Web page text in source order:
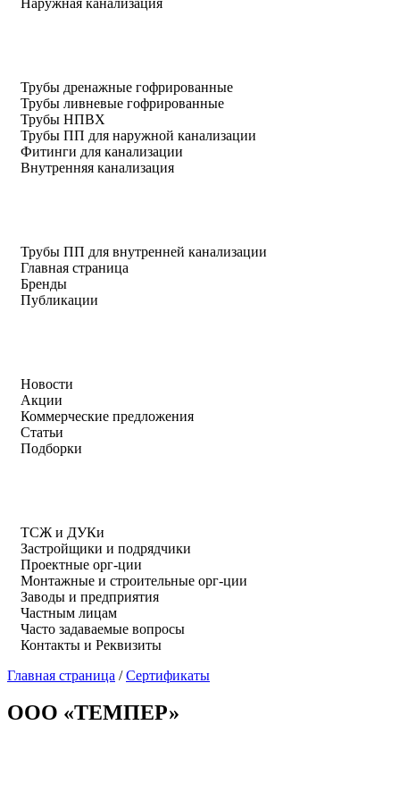
Трубы дренажные гофрированные
Трубы ливневые гофрированные
Трубы НПВХ
Трубы ПП для наружной канализации
Фитинги для канализации
Внутренняя канализация
Трубы ПП для внутренней канализации
Главная страница
Бренды
Публикации
Новости
Акции
Коммерческие предложения
Статьи
Подборки
ТСЖ и ДУКи
Застройщики и подрядчики
Проектные орг-ции
Монтажные и строительные орг-ции
Заводы и предприятия
Частным лицам
Часто задаваемые вопросы
Контакты и Реквизиты
Главная страница /Сертификаты
ООО «ТЕМПЕР»